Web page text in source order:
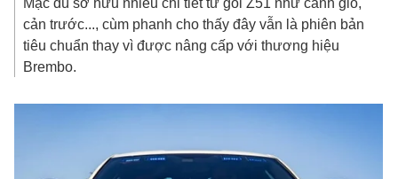
cản trước..., cùm phanh cho thấy đây vẫn là phiên bản
tiêu chuẩn thay vì được nâng cấp với thương hiệu
Brembo.